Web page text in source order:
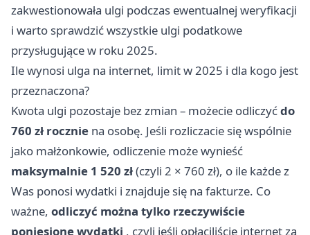
zakwestionowała ulgi podczas ewentualnej weryfikacji
i warto sprawdzić wszystkie ulgi podatkowe
przysługujące w roku 2025.
Ile wynosi ulga na internet, limit w 2025 i dla kogo jest
przeznaczona?
Kwota ulgi pozostaje bez zmian – możecie odliczyćdo
760 zł rocznie na osobę. Jeśli rozliczacie się wspólnie
jako małżonkowie, odliczenie może wynieść
maksymalnie 1 520 zł(czyli 2 × 760 zł), o ile każde z
Was ponosi wydatki i znajduje się na fakturze. Co
ważne, odliczyć można tylko rzeczywiście
poniesione wydatki , czyli jeśli opłaciliście internet za